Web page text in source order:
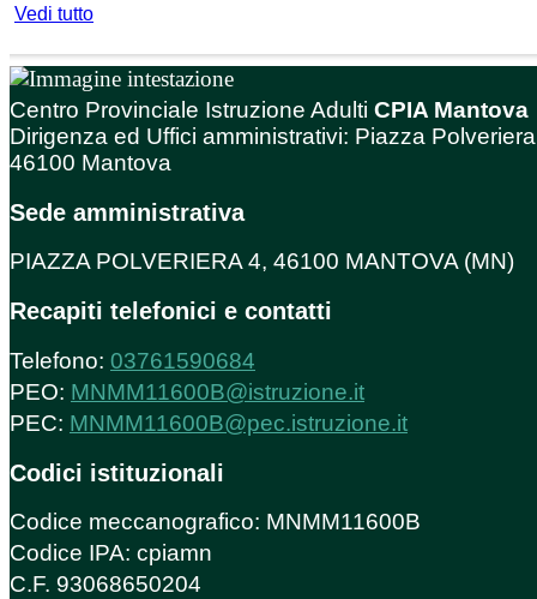
Vedi tutto
Centro Provinciale Istruzione Adulti CPIA Mantova
Dirigenza ed Uffici amministrativi: Piazza
46100 Mantova
Sede amministrativa
PIAZZA POLVERIERA 4, 46100 MANTOVA (MN)
Recapiti telefonici e contatti
Telefono: 03761590684
PEO: MNMM11600B@istruzione.it
PEC: MNMM11600B@pec.istruzione.it
Codici istituzionali
Codice meccanografico: MNMM11600B
Codice IPA: cpiamn
C.F. 93068650204